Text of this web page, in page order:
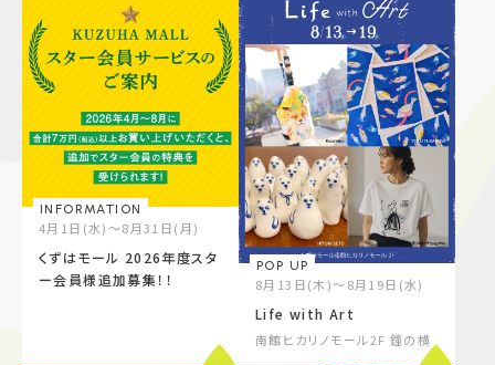
INFORMATION
4月1日(水)～8月31日(月)
くずはモール 2026年度スタ
ー会員様追加募集！！
POP UP
8月13日(木)～8月19日(水)
Life with Art
南館ヒカリノモール2F 鐘の横